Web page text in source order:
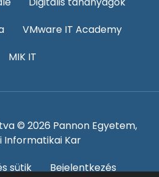
VMware IT Academy
MIK IT
© 2026 Pannon Egyetem,
Informatikai Kar
sütik
Bejelentkezés